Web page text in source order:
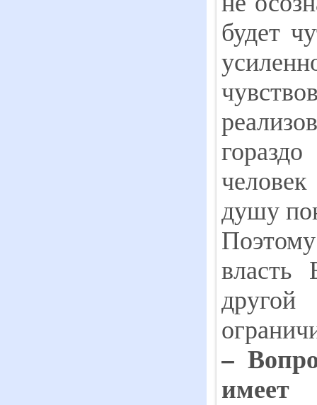
будет
душу
власть
–